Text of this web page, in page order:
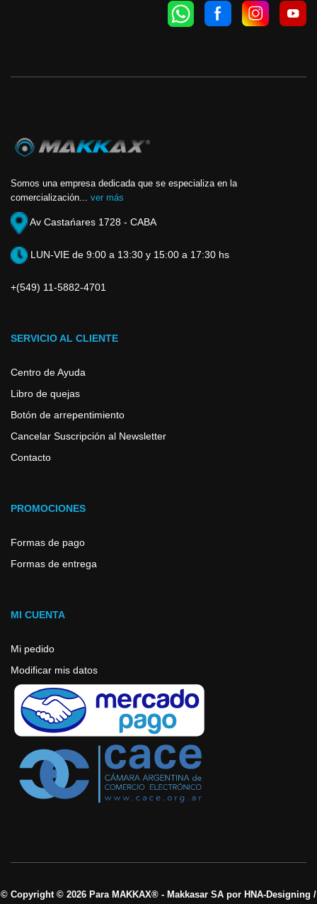
Somos una empresa dedicada que se especializa en la
comercialización... ver más
Av Castańares 1728 - CABA
LUN-VIE de 9:00 a 13:30 y 15:00 a 17:30 hs
+(549) 11-5882-4701
SERVICIO AL CLIENTE
Centro de Ayuda
Libro de quejas
Botón de arrepentimiento
Cancelar Suscripción al Newsletter
Contacto
PROMOCIONES
Formas de pago
Formas de entrega
MI CUENTA
Mi pedido
Modificar mis datos
© Copyright © 2026 Para MAKKAX® - Makkasar SA por HNA-Designing /